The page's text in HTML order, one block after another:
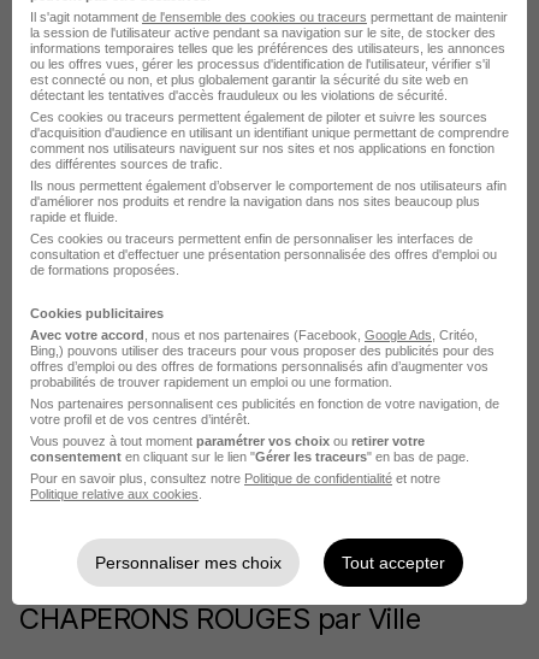
LES PETITS CHAPERONS ROUGES
recrute autour de Palaiseau
LES PETITS CHAPERONS ROUGES Athis-Mons
LES PETITS CHAPERONS ROUGES Massy
LES PETITS CHAPERONS ROUGES Saint-Aubin
LES PETITS CHAPERONS ROUGES Savigny-sur-Orge
LES PETITS CHAPERONS ROUGES Yerres
L'emploi chez LES PETITS
CHAPERONS ROUGES par Ville
Il s'agit notamment de l'ensemble des cookies ou traceurs permettant de maintenir
la session de l'utilisateur active pendant sa navigation sur le site, de stocker des
informations temporaires telles que les préférences des utilisateurs, les annonces
ou les offres vues, gérer les processus d'identification de l'utilisateur, vérifier s'il
est connecté ou non, et plus globalement garantir la sécurité du site web en
détectant les tentatives d'accès frauduleux ou les violations de sécurité.
Ces cookies ou traceurs permettent également de piloter et suivre les sources
d'acquisition d'audience en utilisant un identifiant unique permettant de comprendre
comment nos utilisateurs naviguent sur nos sites et nos applications en fonction
des différentes sources de trafic.
Ils nous permettent également d’observer le comportement de nos utilisateurs afin
d'améliorer nos produits et rendre la navigation dans nos sites beaucoup plus
rapide et fluide.
Ces cookies ou traceurs permettent enfin de personnaliser les interfaces de
consultation et d'effectuer une présentation personnalisée des offres d'emploi ou
de formations proposées.
Cookies publicitaires
Avec votre accord , nous et nos partenaires (Facebook, Google Ads , Critéo,
Bing,) pouvons utiliser des traceurs pour vous proposer des publicités pour des
offres d’emploi ou des offres de formations personnalisés afin d’augmenter vos
probabilités de trouver rapidement un emploi ou une formation.
Nos partenaires personnalisent ces publicités en fonction de votre navigation, de
votre profil et de vos centres d’intérêt.
Vous pouvez à tout moment paramétrer vos choix ou retirer votre
consentement en cliquant sur le lien "Gérer les traceurs" en bas de page.
Pour en savoir plus, consultez notre Politique de confidentialité et notre
Politique relative aux cookies
Personnaliser mes choix Tout accepter